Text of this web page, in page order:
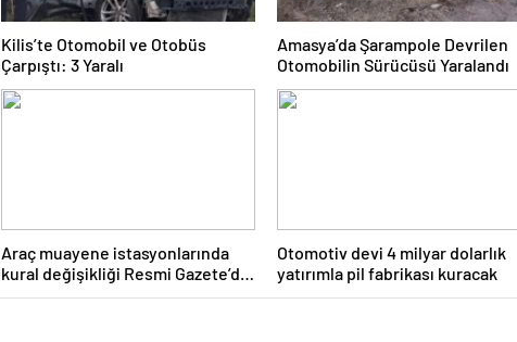
Kilis’te Otomobil ve Otobüs
Çarpıştı: 3 Yaralı
Amasya’da Şarampole Devrilen
Otomobilin Sürücüsü Yaralandı
Araç muayene istasyonlarında
kural değişikliği Resmi Gazete’de
yayımlanarak yürürlüğe girdi
Otomotiv devi 4 milyar dolarlık
yatırımla pil fabrikası kuracak